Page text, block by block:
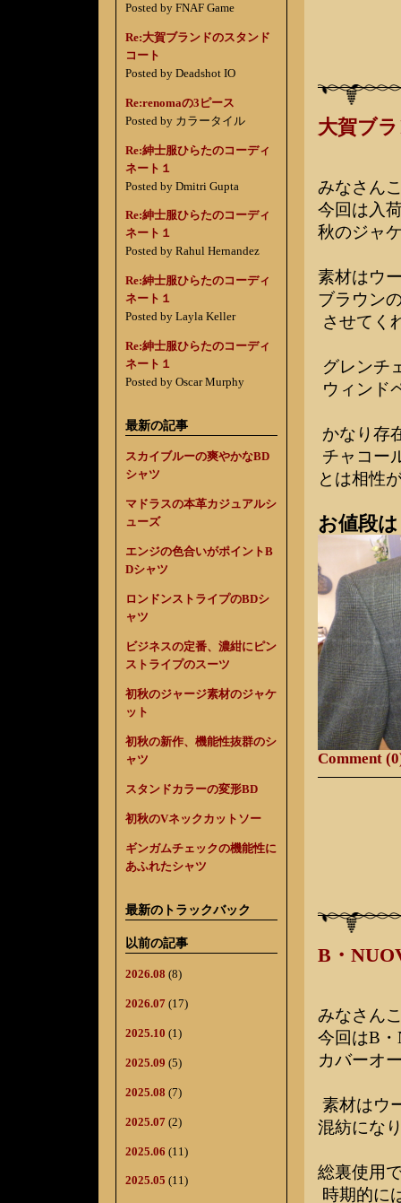
Posted by FNAF Game
Re:大賀ブランドのスタンド
コート
Posted by Deadshot IO
Re:renomaの3ピース
Posted by カラータイル
Re:紳士服ひらたのコーディ
ネート１
Posted by Dmitri Gupta
Re:紳士服ひらたのコーディ
ネート１
Posted by Rahul Hernandez
Re:紳士服ひらたのコーディ
ネート１
Posted by Layla Keller
Re:紳士服ひらたのコーディ
ネート１
Posted by Oscar Murphy
最新の記事
スカイブルーの爽やかなBD
シャツ
マドラスの本革カジュアルシ
ューズ
エンジの色合いがポイントB
Dシャツ
ロンドンストライプのBDシ
ャツ
ビジネスの定番、濃紺にピン
ストライプのスーツ
初秋のジャージ素材のジャケ
ット
初秋の新作、機能性抜群のシ
ャツ
スタンドカラーの変形BD
初秋のVネックカットソー
ギンガムチェックの機能性に
あふれたシャツ
最新のトラックバック
以前の記事
2026.08 (8)
2026.07 (17)
2025.10 (1)
2025.09 (5)
2025.08 (7)
2025.07 (2)
2025.06 (11)
2025.05 (11)
大賀ブ
みなさん
今回は入
秋のジャ
素材はウ
ブラウン
させてく
グレンチ
ウィンド
かなり存
チャコー
とは相性
お値段
Comment
B・
みなさん
今回はB
カバーオ
素材はウ
混紡にな
総裏使用
時期的に